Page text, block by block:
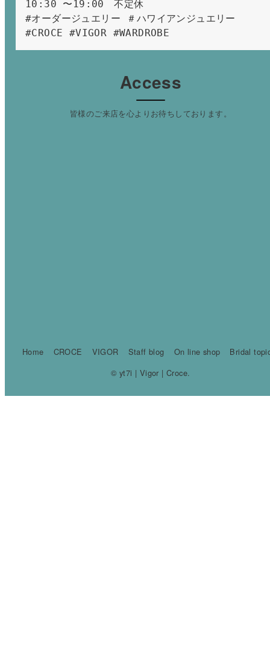
10:30 〜19:00　不定休
#オーダージュエリー ＃ハワイアンジュエリー
#CROCE #VIGOR #WARDROBE
Access
皆様のご来店を心よりお待ちしております。
Home CROCE VIGOR Staff blog On line shop
Bridal
© yt7i | Vigor | Croce.